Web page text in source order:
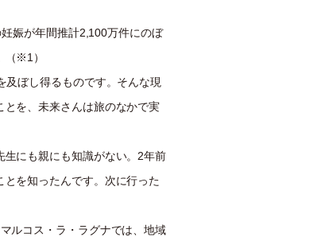
娠が年間推計2,100万件にのぼ
（※1）
及ぼし得るものです。そんな現
を、未来さんは旅のなかで実
生にも親にも知識がない。2年前
を知ったんです。次に行った
ルコス・ラ・ラグナでは、地域